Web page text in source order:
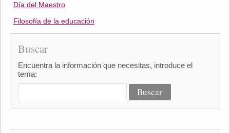
Día del Maestro
Filosofía de la educación
Buscar
Encuentra la información que necesitas, introduce el
tema: